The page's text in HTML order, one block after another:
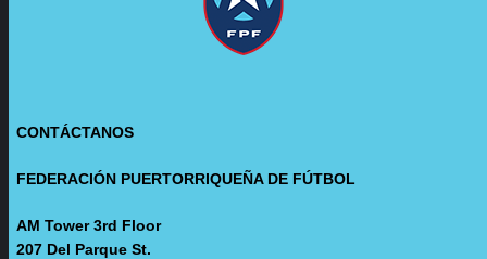
CONTÁCTANOS
FEDERACIÓN PUERTORRIQUEÑA DE FÚTBOL
AM Tower 3rd Floor
207 Del Parque St.